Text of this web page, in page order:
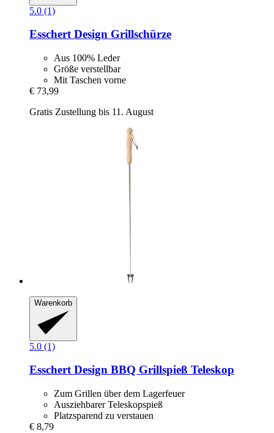
5.0 (1)
Esschert Design Grillschürze
Aus 100% Leder
Größe verstellbar
Mit Taschen vorne
€ 73,99
Gratis Zustellung bis 11. August
Warenkorb
5.0 (1)
Esschert Design BBQ Grillspieß Teleskop
Zum Grillen über dem Lagerfeuer
Ausziehbarer Teleskopspieß
Platzsparend zu verstauen
€ 8,79